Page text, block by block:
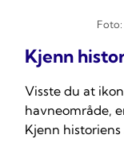
Kjenn
Visste du at
havneområde,
Kjenn